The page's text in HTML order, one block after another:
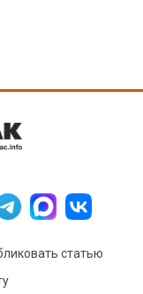
статью